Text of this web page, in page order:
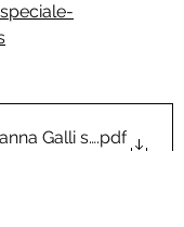
Galli sc730
.pdf